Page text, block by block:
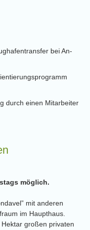
bei An-
durch einen Mitarbeiter
möglich.
mit anderen
im Haupthaus.
großen privaten